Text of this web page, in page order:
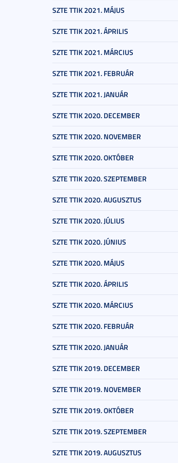
SZTE TTIK 2021. MÁJUS
SZTE TTIK 2021. ÁPRILIS
SZTE TTIK 2021. MÁRCIUS
SZTE TTIK 2021. FEBRUÁR
SZTE TTIK 2021. JANUÁR
SZTE TTIK 2020. DECEMBER
SZTE TTIK 2020. NOVEMBER
SZTE TTIK 2020. OKTÓBER
SZTE TTIK 2020. SZEPTEMBER
SZTE TTIK 2020. AUGUSZTUS
SZTE TTIK 2020. JÚLIUS
SZTE TTIK 2020. JÚNIUS
SZTE TTIK 2020. MÁJUS
SZTE TTIK 2020. ÁPRILIS
SZTE TTIK 2020. MÁRCIUS
SZTE TTIK 2020. FEBRUÁR
SZTE TTIK 2020. JANUÁR
SZTE TTIK 2019. DECEMBER
SZTE TTIK 2019. NOVEMBER
SZTE TTIK 2019. OKTÓBER
SZTE TTIK 2019. SZEPTEMBER
SZTE TTIK 2019. AUGUSZTUS